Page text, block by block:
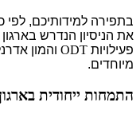
בתפירה למידותיכם, לפי
את הניסיון הנדרש
פעילויותODTוהמון
מיוחדים.
התמחות ייחודית בארגון